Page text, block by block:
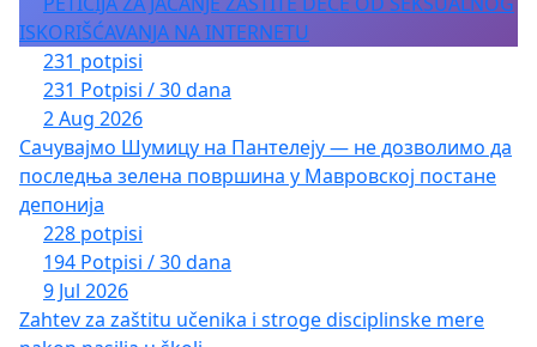
ISKORIŠĆAVANJA NA INTERNETU
231 potpisi
231 Potpisi / 30 dana
2 Aug 2026
Сачувајмо Шумицу на Пантелеју — не дозволимо да
последња зелена површина у Мавровској постане
депонија
228 potpisi
194 Potpisi / 30 dana
9 Jul 2026
Zahtev za zaštitu učenika i stroge disciplinske mere